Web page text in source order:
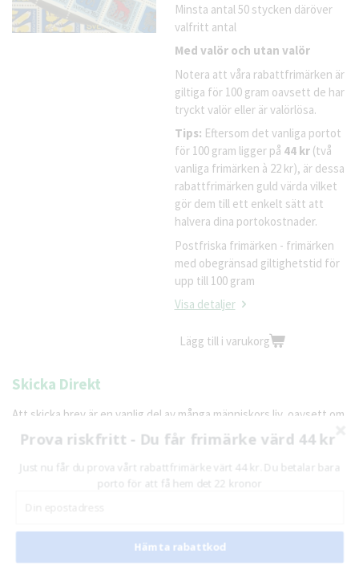
Minsta antal 50 stycken däröver
valfritt antal
Med valör och utan valör
Notera att våra rabattfrimärken är
giltiga för 100 gram oavsett de har
tryckt valör eller är valörlösa.
Tips: Eftersom det vanliga portot
för 100 gram ligger på 44 kr(två
vanliga frimärken à 22 kr), är dessa
rabattfrimärken guld värda vilket
gör dem till ett enkelt sätt att
halvera dina portokostnader.
Postfriska frimärken - frimärken
med obegränsad giltighetstid för
upp till 100 gram
Visa detaljer
Lägg till i varukorg
Skicka Direkt
Att skicka brev är en vanlig del av många människors liv, oavsett om
det handlar om personliga meddelanden, räkningar eller viktiga
dokument. För att göra detta behöver vi frimärken. Men var köper
man dem på bästa sätt? Två populära alternativ är Skicka direkt och
BilligarePorto.se. I denna artikel ska vi jämföra dessa två tjänster
Vad är Skickadirekt och BilligarePorto.se?
Prova riskfritt - Du får frimärke värd 44 kr
Just nu får du prova vårt rabattfrimärke värt 44 kr. Du betalar bara
porto för att få hem det 22 kronor
Hämta rabattkod